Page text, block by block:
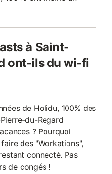
à Saint-
ont-ils du wi-fi
de Holidu, 100% des
du-Regard
? Pourquoi
des "Workations",
connecté. Pas
de congés !